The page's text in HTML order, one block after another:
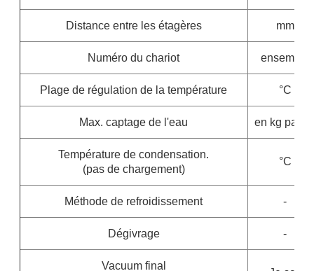
Distance entre les étagères mm
Numéro du chariot ensemble
Plage de régulation de la température °C
Max. captage de l'eau en kg par
Température de condensation.
(pas de chargement)
°C
Méthode de refroidissement -
Dégivrage -
Vacuum final